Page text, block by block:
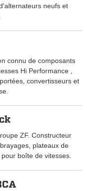
neufs et
connu de composants
Hi Performance ,
convertisseurs et
ZF. Constructeur
plateaux de
boîte de vitesses.